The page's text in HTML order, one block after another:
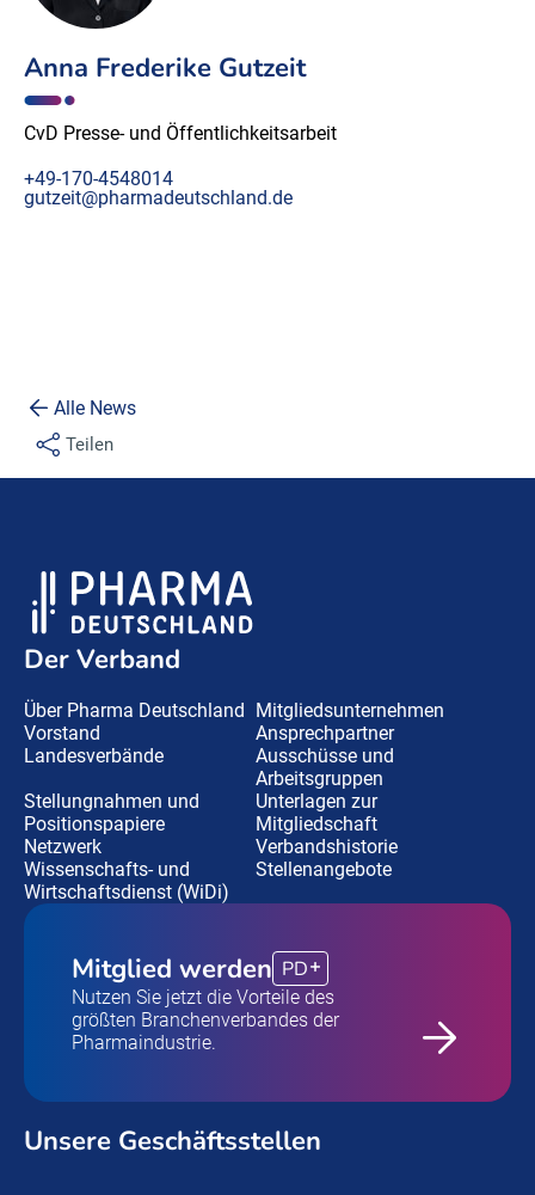
Anna Frederike Gutzeit
CvD Presse- und Öffentlichkeitsarbeit
+49-170-4548014
gutzeit@pharmadeutschland.de
Alle News
Teilen
Der Verband
Über Pharma Deutschland
Mitgliedsunternehmen
Vorstand
Ansprechpartner
Landesverbände
Ausschüsse und
Arbeitsgruppen
Stellungnahmen und
Positionspapiere
Unterlagen zur
Mitgliedschaft
Netzwerk
Verbandshistorie
Wissenschafts- und
Wirtschaftsdienst (WiDi)
Stellenangebote
Mitglied werden PD
Nutzen Sie jetzt die Vorteile des
größten Branchenverbandes der
Pharmaindustrie.
Unsere Geschäftsstellen